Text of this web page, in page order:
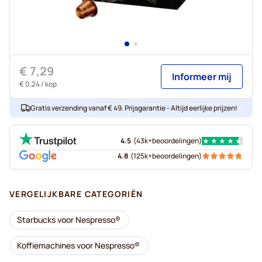
€ 7,29
€ 0,24/ kop
Informeer mij
Gratis verzending vanaf € 49. Prijsgarantie - Altijd eerlijke prijzen!
4.5 (43k+beoordelingen)
4.8 (125k+beoordelingen)
VERGELIJKBARE CATEGORIËN
Starbucks voor Nespresso®
Koffiemachines voor Nespresso®